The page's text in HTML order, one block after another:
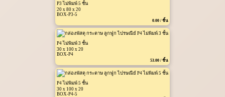
P3 ไม่พิมพ์ 5 ชั้น
20 x 80 x 20
BOX-P3-5
0.00 / ชิ้น
P4 ไม่พิมพ์ 3 ชั้น
30 x 100 x 20
BOX-P4
53.00 / ชิ้น
P4 ไม่พิมพ์ 5 ชั้น
30 x 100 x 20
BOX-P4-5